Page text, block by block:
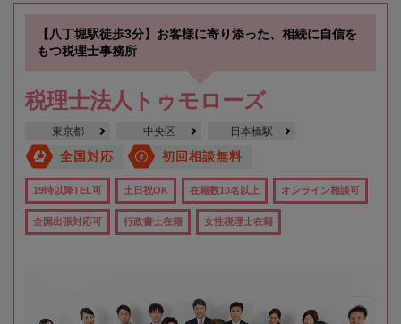
【八丁堀駅徒歩3分】お客様に寄り添った、相続に自信を
もつ税理士事務所
税理士法人トゥモローズ
東京都 中央区 日本橋駅
全国対応 初回相談無料
19時以降TEL可 土日祝OK 在籍数10名以上 オンライン相談可
全国出張対応可 行政書士在籍 女性税理士在籍